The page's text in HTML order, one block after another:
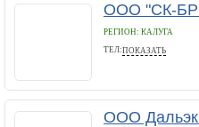
ООО "СК-
РЕГИОН: КАЛУГА
ТЕЛ:ПОКАЗАТЬ
89105442222
ООО